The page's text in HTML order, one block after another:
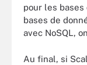
pour les bases
bases de
avec NoSQL,
Au final, si